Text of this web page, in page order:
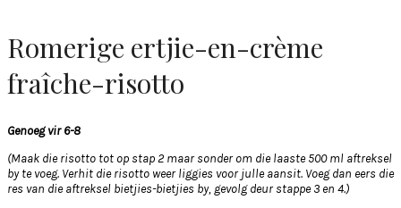
Romerige ertjie-en-crème
fraîche-risotto
Genoeg vir 6-8
(Maak die risotto tot op stap 2 maar sonder om die laaste 500 ml aftreksel
by te voeg. Verhit die risotto weer liggies voor julle aansit. Voeg dan eers die
res van die aftreksel bietjies-bietjies by, gevolg deur stappe 3 en 4.)